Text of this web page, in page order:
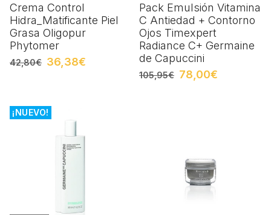
Crema Control
Hidra_Matificante Piel
Grasa Oligopur
Phytomer
42,80€ 36,38€
Pack Emulsión Vitamina
C Antiedad + Contorno
Ojos Timexpert
Radiance C+ Germaine
de Capuccini
105,95€ 78,00€
¡NUEVO!